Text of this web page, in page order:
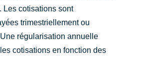
Les cotisations sont
trimestriellement ou
régularisation annuelle
cotisations en fonction des